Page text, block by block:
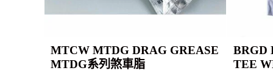
MTCW MTDG DRAG GREASE
MTDG系列煞車脂
BRGD
TEE